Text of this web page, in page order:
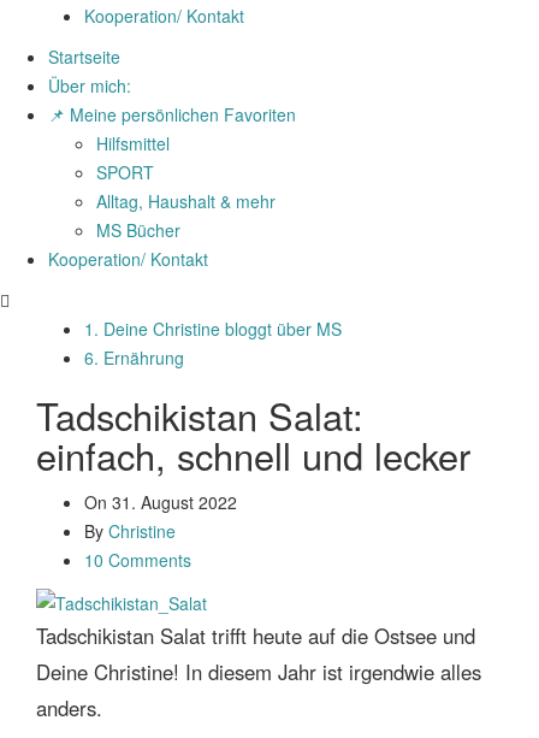
Kooperation/ Kontakt
Startseite
Über mich:
📌 Meine persönlichen Favoriten
Hilfsmittel
SPORT
Alltag, Haushalt & mehr
MS Bücher
Kooperation/ Kontakt
1. Deine Christine bloggt über MS
6. Ernährung
Tadschikistan Salat:
einfach, schnell und lecker
On 31. August 2022
By Christine
10 Comments
Tadschikistan Salat trifft heute auf die Ostsee und
Deine Christine! In diesem Jahr ist irgendwie alles
anders.